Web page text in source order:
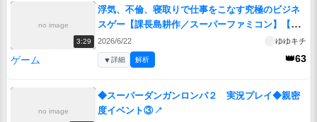
no image
3:29
浮気、不倫、寝取りで仕事をこなす究極のビジネ
スゲー【課長島耕作／スーパーファミコン】【レ
トロゲームゆっくり実況解説】
2026/6/22 ゆゆキチ
ゲーム 👑63
▼詳細 解析
no image
◆スーパーダンガンロンパ２ 実況プレイ◆親密
度イベント③ ↗